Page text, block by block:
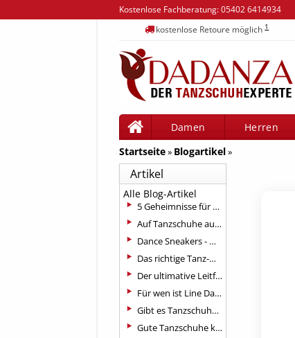
Kostenlose Fachberatung:05402 6414934
kostenlose Retoure möglich1
Damen Herren
Startseite» Blogartikel»
Artikel
Alle Blog-Artikel
5 Geheimnisse für Tanzschuhe, um Ihre beste Leistung zu erzielen
Auf Tanzschuhe außentaugliche Sohle anbringen?
Dance Sneakers - moderner Tanz braucht moderne Schuhe
Das richtige Tanz-Outfit für jeden Anlass
Der ultimative Leitfaden für Gesellschaftstanzschuhe
Für wen ist Line Dance geeignet?
Gibt es Tanzschuhe auch für eher breite Füße?
Gute Tanzschuhe kaufen?